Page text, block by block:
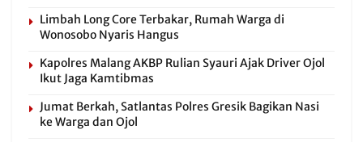
Limbah Long Core Terbakar, Rumah Warga di
Wonosobo Nyaris Hangus
Kapolres Malang AKBP Rulian Syauri Ajak Driver Ojol
Ikut Jaga Kamtibmas
Jumat Berkah, Satlantas Polres Gresik Bagikan Nasi
ke Warga dan Ojol